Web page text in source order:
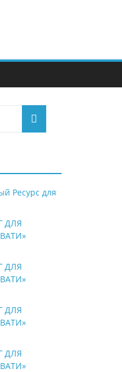
Ресурс для
ДЛЯ
ДЛЯ
ДЛЯ
ДЛЯ